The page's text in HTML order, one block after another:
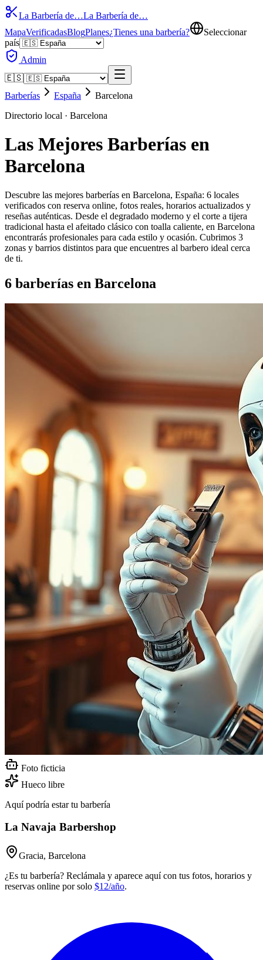
La Barbería de…La Barbería de…
MapaVerificadasBlogPlanes¿Tienes una barbería?
Seleccionar
país
Admin
🇪🇸
Barberías
España
Barcelona
Directorio local · Barcelona
Las Mejores Barberías en
Barcelona
Descubre las mejores barberías en Barcelona, España: 6 locales
verificados con reserva online, fotos reales, horarios actualizados y
reseñas auténticas. Desde el degradado moderno y el corte a tijera
tradicional hasta el afeitado clásico con toalla caliente, en Barcelona
encontrarás profesionales para cada estilo y ocasión. Cubrimos 3
zonas y barrios distintos para que encuentres al barbero ideal cerca
de ti.
6 barberías en Barcelona
Foto ficticia
Hueco libre
Aquí podría estar tu barbería
La Navaja Barbershop
Gracia, Barcelona
¿Es tu barbería? Reclámala y aparece aquí con tus fotos, horarios y
reservas online por solo $12/año.